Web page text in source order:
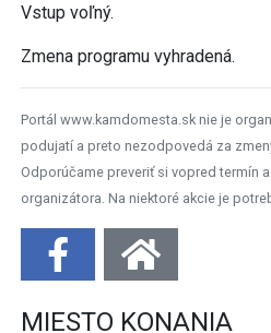
Vstup voľný.
Zmena programu vyhradená.
Portál www.kamdomesta.sk nie je
podujatí a preto nezodpovedá za
Odporúčame preveriť si vopred termín
organizátora. Na niektoré akcie je
MIESTO KONANIA